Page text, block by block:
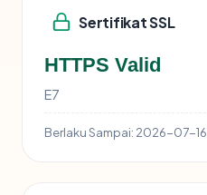
Sertifikat SSL
HTTPS Valid
E7
Berlaku Sampai: 2026-07-16